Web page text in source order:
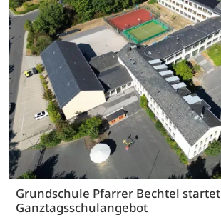
Grundschule Pfarrer Bechtel startet
Ganztagsschulangebot